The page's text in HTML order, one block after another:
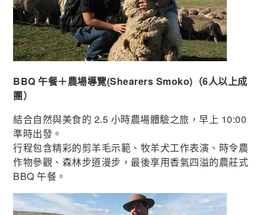
BBQ 午餐＋農場導覽(Shearers Smoko)（6人以上成
團）
結合自然與美食的 2.5 小時農場體驗之旅，早上 10:00
準時出發。
行程包含精彩的剪羊毛示範、牧羊犬工作表演、時令農
作物參觀、森林步道漫步，最後享用香氣四溢的農莊式
BBQ 午餐。